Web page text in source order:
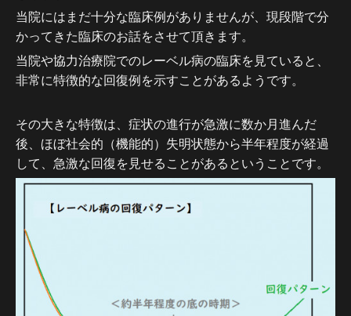
当院にはまだ十分な臨床例がありませんが、現段階で分
かってきた臨床のお話をさせて頂きます。
当院や協力治療院でのレーベル病の臨床を見ていると、
非常に特徴的な回復例を示すことがあるようです。
その大きな特徴は、症状の進行が急激に数か月進んだ
後、ほぼ社会的（機能的）失明状態から半年程度が経過
して、急激な回復を見せることがあるということです。